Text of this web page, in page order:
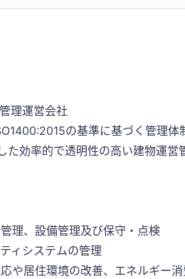
理運営会社
の基準に基づく管理体
た効率的で透明性の高い建物運営
理、設備管理及び保守・点検
ィシステムの管理
居住環境の改善、エネルギー